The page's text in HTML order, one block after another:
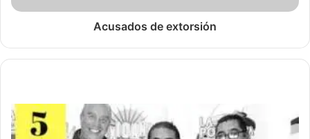
Acusados de extorsión